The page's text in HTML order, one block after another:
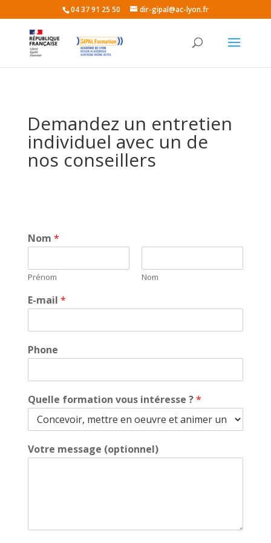
04 37 91 25 50 dir-gipal@ac-lyon.fr
Demandez un entretien
individuel avec un de
nos conseillers
Nom *
Prénom Nom
E-mail *
Phone
Quelle formation vous intéresse ?*
Votre message (optionnel)